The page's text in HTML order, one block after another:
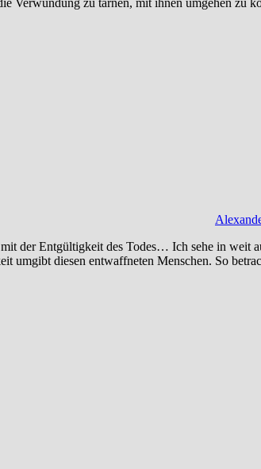
Verwundung zu tarnen, mit ihnen umgehen zu
der Entgültigkeit des Todes… Ich sehe in weit
umgibt diesen entwaffneten Menschen. So